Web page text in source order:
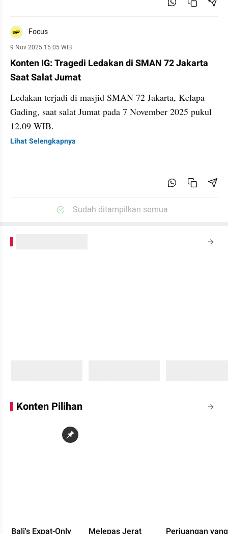
Focus
9 Nov 2025 15:05 WIB
Konten IG: Tragedi Ledakan di SMAN 72 Jakarta
Saat Salat Jumat
Ledakan terjadi di masjid SMAN 72 Jakarta, Kelapa
Gading, saat salat Jumat pada 7 November 2025 pukul
12.09 WIB.
Lihat Selengkapnya
Sudah ditampilkan semua
Konten Pilihan
Bali's Expat-Only Melepas Jerat Perjuangan yang